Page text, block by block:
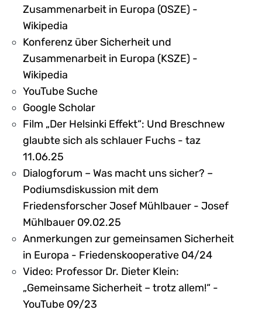
Zusammenarbeit in Europa (OSZE) -
Wikipedia
Konferenz über Sicherheit und
Zusammenarbeit in Europa (KSZE) -
Wikipedia
YouTube Suche
Google Scholar
Film „Der Helsinki Effekt“: Und Breschnew
glaubte sich als schlauer Fuchs - taz
11.06.25
Dialogforum – Was macht uns sicher? –
Podiumsdiskussion mit dem
Friedensforscher Josef Mühlbauer - Josef
Mühlbauer 09.02.25
Anmerkungen zur gemeinsamen Sicherheit
in Europa - Friedenskooperative 04/24
Video: Professor Dr. Dieter Klein:
„Gemeinsame Sicherheit – trotz allem!“ -
YouTube 09/23